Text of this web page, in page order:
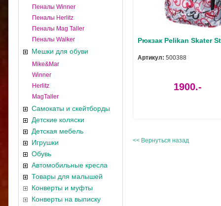
Пеналы Winner
Пеналы Herlitz
Пеналы Mag Taller
Пеналы Walker
Мешки для обуви
Mike&Mar
Winner
Herlitz
MagTaller
Самокаты и скейтборды
Детские коляски
Детская мебель
Игрушки
Обувь
Автомобильные кресла
Товары для малышей
Конверты и муфты
Конверты на выписку
Рюкзак Pelikan Skater
Артикул: 500388
1900.-
<< Вернуться назад